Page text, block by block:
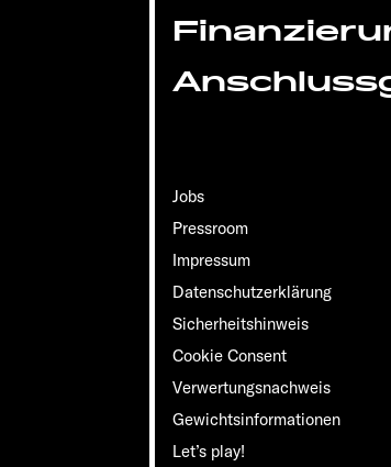
Jobs
Pressroom
Impressum
Datenschutzerklärung
Sicherheitshinweis
Cookie Consent
Verwertungsnachweis
Gewichts­informationen
Let’s play!